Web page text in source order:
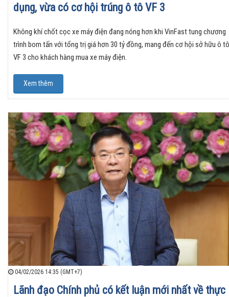
dụng, vừa có cơ hội trúng ô tô VF 3
Không khí chốt cọc xe máy điện đang nóng hơn khi VinFast tung chương
trình bom tấn với tổng trị giá hơn 30 tỷ đồng, mang đến cơ hội sở hữu ô tô
VF 3 cho khách hàng mua xe máy điện.
Xem thêm
04/02/2026 14:35 (GMT+7)
Lãnh đạo Chính phủ có kết luận mới nhất về thực